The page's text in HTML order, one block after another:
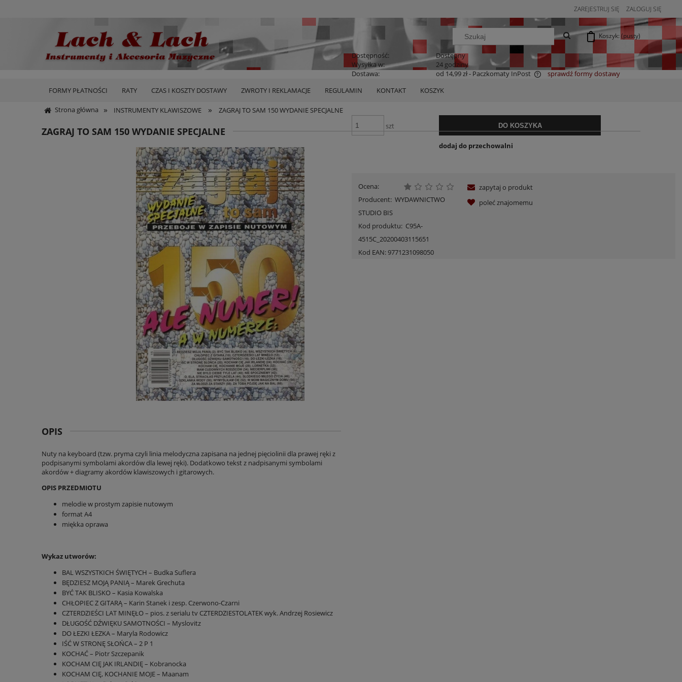
ZAREJESTRUJ SIĘ ZALOGUJ SIĘ
Koszyk: (pusty)
FORMY PŁATNOŚCI RATY CZAS I KOSZTY DOSTAWY ZWROTY I REKLAMACJE REGULAMIN KONTAKT KOSZYK
Strona główna » INSTRUMENTY KLAWISZOWE » ZAGRAJ TO SAM 150 WYDANIE SPECJALNE
ZAGRAJ TO SAM 150 WYDANIE SPECJALNE
Dostępność:
Dostępny
Wysyłka w:
24 godziny
Dostawa:
od 14,99 zł- Paczkomaty InPost
Cena nie zawiera ewentualnych kosztów
sprawdź formy dostawy
Cena: 43,00 zł
szt DO KOSZYKA
dodaj do przechowalni
Ocena:
Producent: WYDAWNICTWO
STUDIO BIS
Kod produktu: C95A-
4515C_20200403115651
Kod EAN:9771231098050
zapytaj o produkt
poleć znajomemu
OPIS
Nuty na keyboard (tzw. pryma czyli linia melodyczna zapisana na jednej pięciolinii dla prawej ręki z
podpisanymi symbolami akordów dla lewej ręki). Dodatkowo tekst z nadpisanymi symbolami
akordów + diagramy akordów klawiszowych i gitarowych.
OPIS PRZEDMIOTU
melodie w prostym zapisie nutowym
format A4
miękka oprawa
Wykaz utworów:
BAL WSZYSTKICH ŚWIĘTYCH – Budka Suflera
BĘDZIESZ MOJĄ PANIĄ – Marek Grechuta
BYĆ TAK BLISKO – Kasia Kowalska
CHŁOPIEC Z GITARĄ – Karin Stanek i zesp. Czerwono-Czarni
CZTERDZIEŚCI LAT MINĘŁO – pios. z serialu tv CZTERDZIESTOLATEK wyk. Andrzej Rosiewicz
DŁUGOŚĆ DŹWIĘKU SAMOTNOŚCI – Myslovitz
DO ŁEZKI ŁEZKA – Maryla Rodowicz
IŚĆ W STRONĘ SŁOŃCA – 2 P 1
KOCHAĆ – Piotr Szczepanik
KOCHAM CIĘ JAK IRLANDIĘ – Kobranocka
KOCHAM CIĘ, KOCHANIE MOJE – Maanam